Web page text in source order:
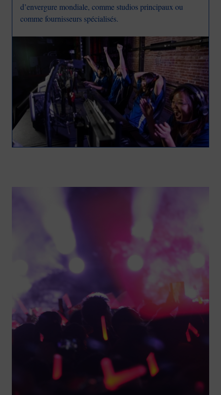
d’envergure mondiale, comme studios principaux ou
comme fournisseurs spécialisés.